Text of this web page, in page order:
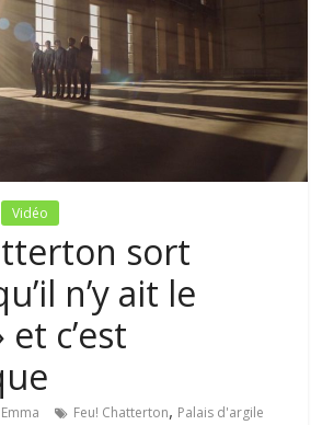
Vidéo
sort
n’y ait le
c’est
Emma Feu! Chatterton, Palais d'argile